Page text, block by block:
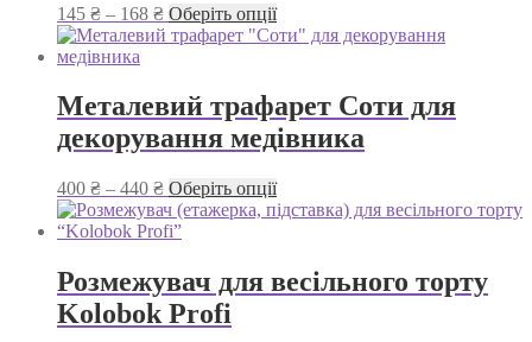
145 ₴ – 168 ₴Діапазон
цін:
до
168 ₴
Оберіть опціїЦей
товар
варіантів.
Параметри
можна
на
сторінці
товару
Металевий трафарет Соти для
декорування медівника
400 ₴ – 440 ₴Діапазон
цін:
від
440 ₴
Оберіть опціїЦей
товар
варіантів.
Параметри
Розмежувач для весільного торту
Kolobok Profi